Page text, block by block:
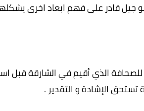
جيل قادر على فهم ابعاد اخرى
الذي أقيم في الشارقة قبل
الإشادة و التقدير .